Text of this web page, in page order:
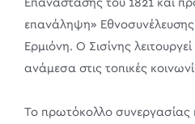
Επανάστασης του 1821 και
επανάληψη»
Ερμιόνη. Ο Σισίνης
ανάμεσα στις τοπικές
Το πρωτόκολλο συνεργασίας